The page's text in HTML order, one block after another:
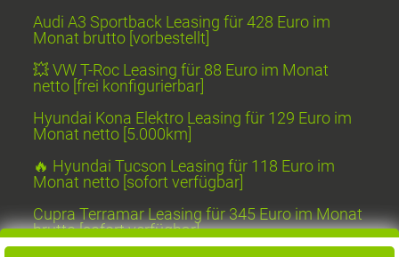
Audi A3 Sportback Leasing für 428 Euro im
Monat brutto [vorbestellt]
💥 VW T-Roc Leasing für 88 Euro im Monat
netto [frei konfigurierbar]
Hyundai Kona Elektro Leasing für 129 Euro im
Monat netto [5.000km]
🔥 Hyundai Tucson Leasing für 118 Euro im
Monat netto [sofort verfügbar]
Cupra Terramar Leasing für 345 Euro im Monat
brutto [sofort verfügbar]